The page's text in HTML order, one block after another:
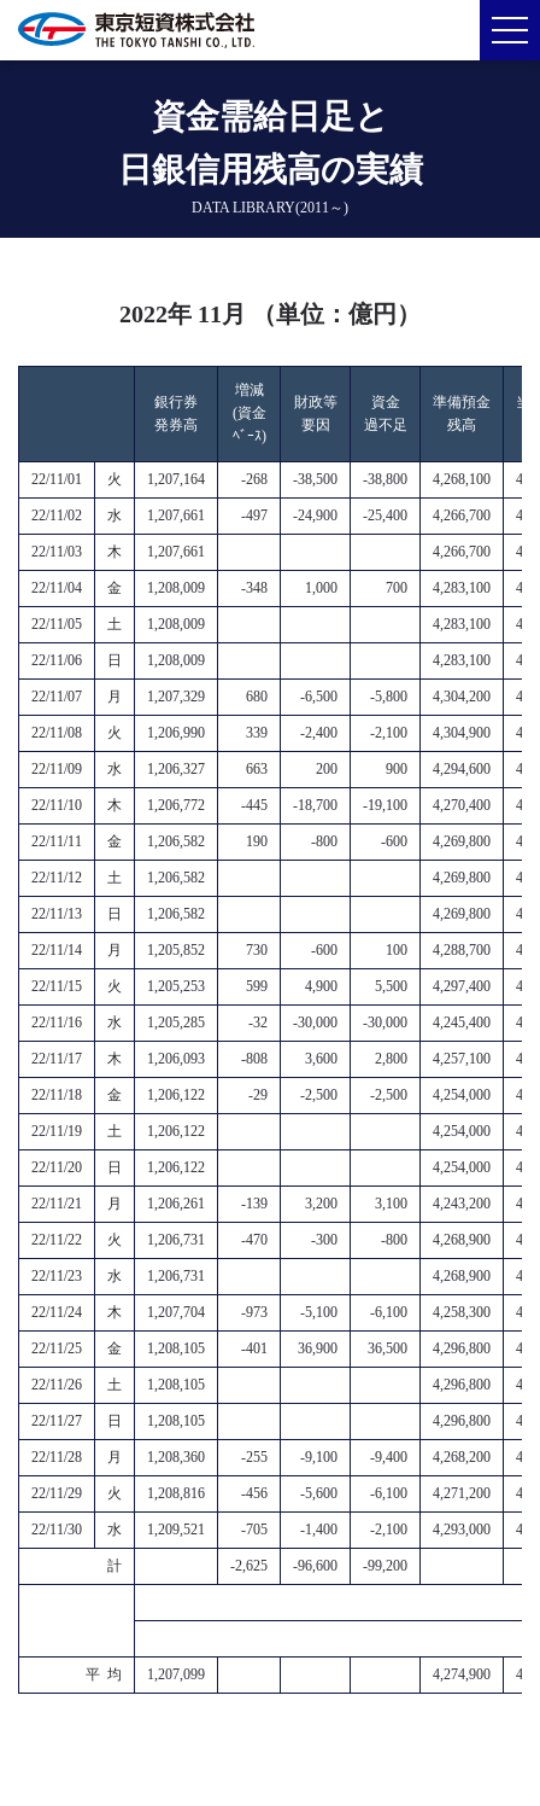
資金需給日足と
日銀信用残高の実績
DATA LIBRARY(2011～)
2022年 11月 （単位：億円）
銀行券
発券高
増減
(資金
ﾍﾞｰｽ)
財政等
要因
資金
過不足
準備預金
残高
当
22/11/01 火 1,207,164 -268 -38,500 -38,800 4,268,100
22/11/02 水 1,207,661 -497 -24,900 -25,400 4,266,700
22/11/03 木 1,207,661 4,266,700
22/11/04 金 1,208,009 -348 1,000 700 4,283,100
22/11/05 土 1,208,009 4,283,100
22/11/06 日 1,208,009 4,283,100
22/11/07 月 1,207,329 680 -6,500 -5,800 4,304,200
22/11/08 火 1,206,990 339 -2,400 -2,100 4,304,900
22/11/09 水 1,206,327 663 200 900 4,294,600
22/11/10 木 1,206,772 -445 -18,700 -19,100 4,270,400
22/11/11 金 1,206,582 190 -800 -600 4,269,800
22/11/12 土 1,206,582 4,269,800
22/11/13 日 1,206,582 4,269,800
22/11/14 月 1,205,852 730 -600 100 4,288,700
22/11/15 火 1,205,253 599 4,900 5,500 4,297,400
22/11/16 水 1,205,285 -32 -30,000 -30,000 4,245,400
22/11/17 木 1,206,093 -808 3,600 2,800 4,257,100
22/11/18 金 1,206,122 -29 -2,500 -2,500 4,254,000
22/11/19 土 1,206,122 4,254,000
22/11/20 日 1,206,122 4,254,000
22/11/21 月 1,206,261 -139 3,200 3,100 4,243,200
22/11/22 火 1,206,731 -470 -300 -800 4,268,900
22/11/23 水 1,206,731 4,268,900
22/11/24 木 1,207,704 -973 -5,100 -6,100 4,258,300
22/11/25 金 1,208,105 -401 36,900 36,500 4,296,800
22/11/26 土 1,208,105 4,296,800
22/11/27 日 1,208,105 4,296,800
22/11/28 月 1,208,360 -255 -9,100 -9,400 4,268,200
22/11/29 火 1,208,816 -456 -5,600 -6,100 4,271,200
22/11/30 水 1,209,521 -705 -1,400 -2,100 4,293,000
計 -2,625 -96,600 -99,200
平 均 1,207,099 4,274,900